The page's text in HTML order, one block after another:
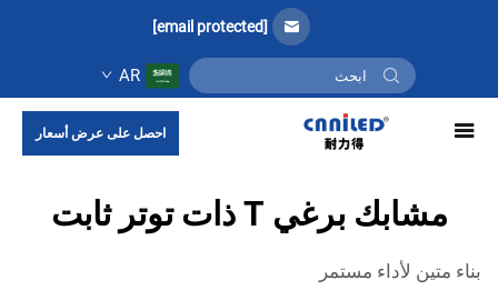
[email protected]
AR
احصل على عرض أسعار
مشابك برغي T ذات توتر ثابت
بناء متين لأداء مستمر